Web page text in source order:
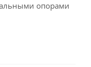
опорами